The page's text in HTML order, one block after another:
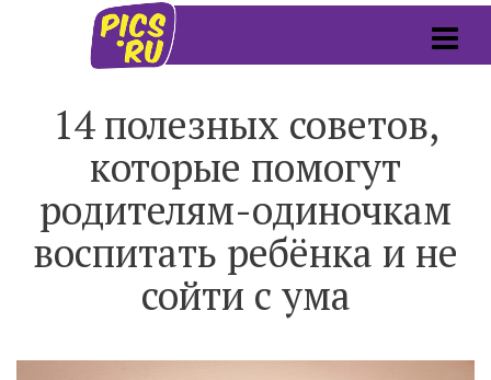
14 полезных советов,
которые помогут
родителям-одиночкам
воспитать ребёнка и не
сойти с ума